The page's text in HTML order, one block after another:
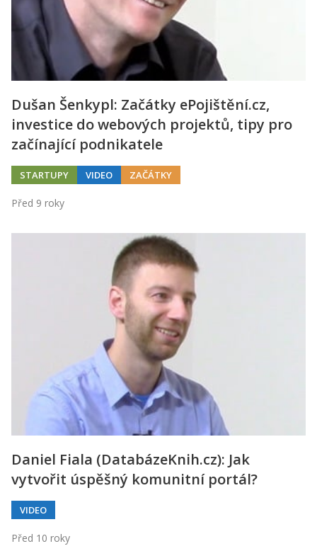
Dušan Šenkypl: Začátky ePojištění.cz,
investice do webových projektů, tipy pro
začínající podnikatele
STARTUPY VIDEO ZAČÁTKY
Před 9 roky
Daniel Fiala (DatabázeKnih.cz): Jak
vytvořit úspěšný komunitní portál?
VIDEO
Před 10 roky